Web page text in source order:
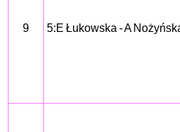
9 5:E Łukowska - A